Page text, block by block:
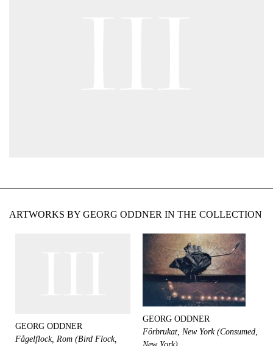
ARTWORKS BY GEORG ODDNER IN THE COLLECTION
GEORG ODDNER
Fågelflock, Rom (Bird Flock,
GEORG ODDNER
Förbrukat, New York (Consumed,